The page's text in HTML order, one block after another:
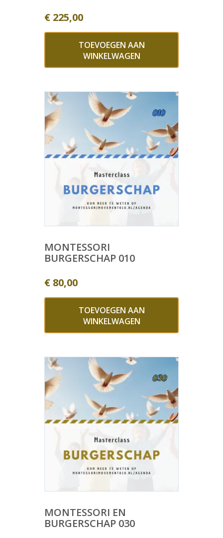
€ 225,00
TOEVOEGEN AAN
WINKELWAGEN
MONTESSORI
BURGERSCHAP 010
€ 80,00
TOEVOEGEN AAN
WINKELWAGEN
MONTESSORI EN
BURGERSCHAP 030